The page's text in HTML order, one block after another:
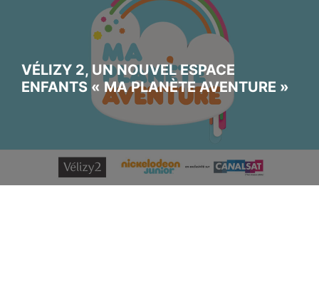
VÉLIZY 2, UN NOUVEL ESPACE
ENFANTS « MA PLANÈTE AVENTURE »